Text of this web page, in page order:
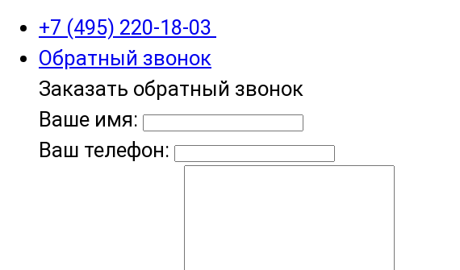
+7 (495) 220-18-03
Обратный звонок
Заказать обратный звонок
Ваше имя:
Ваш телефон: